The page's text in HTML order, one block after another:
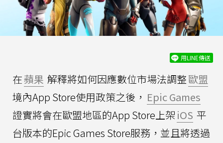
用LINE傳送
在蘋果 解釋將如何因應數位市場法調整歐盟
境內App Store使用政策之後， Epic Games
證實將會在歐盟地區的App Store上架 iOS 平
台版本的Epic Games Store服務，並且將透過